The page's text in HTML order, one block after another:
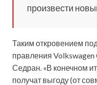
произвести
Таким откровением
правления
Седран. «В конечном
получат выгоду (от